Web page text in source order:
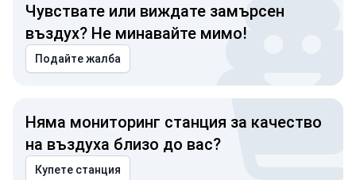
Чувствате или виждате замърсен
въздух? Не минавайте мимо!
Подайте жалба
Няма мониторинг станция за качество
на въздуха близо до вас?
Купете станция